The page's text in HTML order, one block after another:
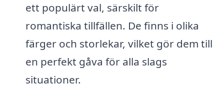
ett populärt val, särskilt för
romantiska tillfällen. De finns i olika
färger och storlekar, vilket gör dem till
en perfekt gåva för alla slags
situationer.